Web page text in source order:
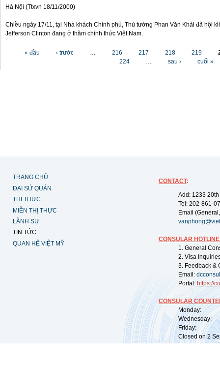
Hà Nội (Ttxvn 18/11/2000)
Chiều ngày 17/11, tại Nhà khách Chính phủ, Thủ tướng Phan Văn Khải đã hội
Jefferson Clinton đang ở thăm chính thức Việt Nam.
« đầu ‹ trước … 216 217 218 219
224
… sau › cuối »
TRANG CHỦ
ĐẠI SỨ QUÁN
THỊ THỰC
MIỄN THỊ THỰC
LÃNH SỰ
TIN TỨC
QUAN HỆ VIỆT MỸ
CONTACT:
Add: 1233
Tel: 202-861-
Email
CONSULAR
1. General
2. Visa
3. Feedback &
Email:
Portal: https://
CONSULAR
Monday:
Wednesday:
Friday:
Closed on 2